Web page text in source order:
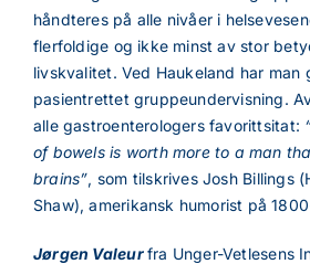
håndteres på alle nivåer i
flerfoldige og ikke minst av stor
livskvalitet. Ved Haukeland har man
pasientrettet gruppeundervisning.
alle gastroenterologers favorittsitat:
of bowels is worth more to a man
brains”, som tilskrives Josh Billings
Shaw), amerikansk humorist på
Jørgen Valeurfra Unger-Vetlesens